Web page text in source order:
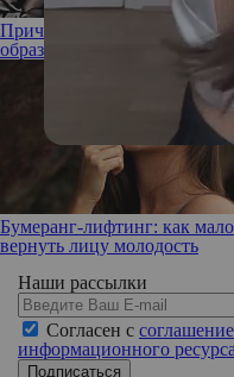
Прическа Малефисенты:
образ
Бумеранг-лифтинг: как
вернуть лицу молодость
Наши рассылки
Согласен с
информационного ресурса
Подписаться